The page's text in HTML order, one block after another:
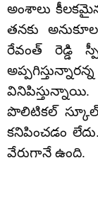
అంశాలు
తనకు
రేవంత్ రెడ్డి
పొలిటికల్ స్కూల్
కనిపించడం
వేరుగానే ఉంది.